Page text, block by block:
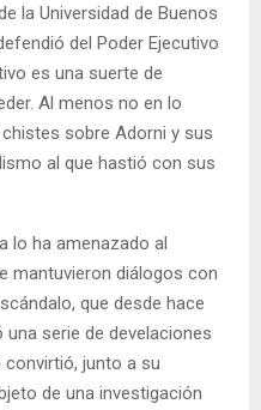
la Universidad de Buenos
del Poder Ejecutivo
es una suerte de
Al menos no en lo
sobre Adorni y sus
al que hastió con sus
lo ha amenazado al
mantuvieron diálogos con
que desde hace
serie de develaciones
junto a su
de una investigación